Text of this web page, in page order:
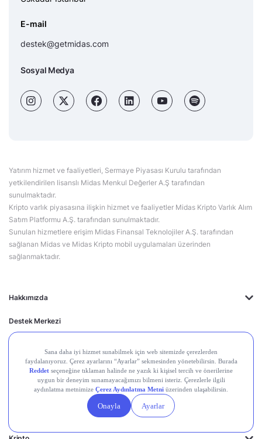
Hakkımızda
Destek Merkezi
Midas Akademi
Borsa Terimleri
E-mail
destek@getmidas.com
Sosyal Medya
Yatırım hizmet ve faaliyetleri, Sermaye Piyasası Kurulu tarafından
yetkilendirilen lisanslı Midas Menkul Değerler A.Ş tarafından
sunulmaktadır.
Kripto varlık piyasasına ilişkin hizmet ve faaliyetler Midas Kripto Varlık Alım
Satım Platformu A.Ş. tarafından sunulmaktadır.
Sunulan hizmetlere erişim Midas Finansal Teknolojiler A.Ş. tarafından
sağlanan Midas ve Midas Kripto mobil uygulamaları üzerinden
sağlanmaktadır.